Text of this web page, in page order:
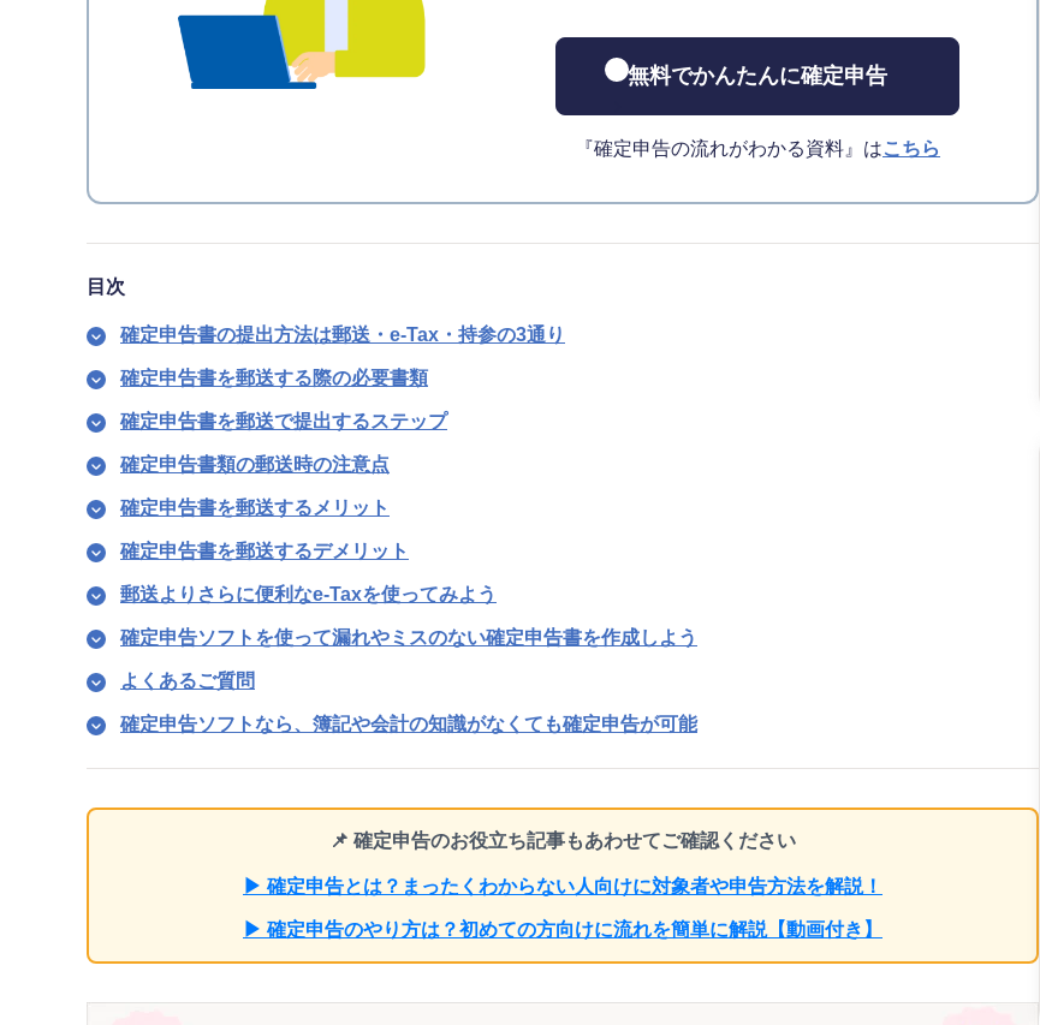
無料でかんたんに確定申告
『確定申告の流れがわかる資料』はこちら
目次
確定申告書の提出方法は郵送・e-Tax・持参の3通り
確定申告書を郵送する際の必要書類
確定申告書を郵送で提出するステップ
確定申告書類の郵送時の注意点
確定申告書を郵送するメリット
確定申告書を郵送するデメリット
郵送よりさらに便利なe-Taxを使ってみよう
確定申告ソフトを使って漏れやミスのない確定申告書を作成しよう
よくあるご質問
確定申告ソフトなら、簿記や会計の知識がなくても確定申告が可能
📌 確定申告のお役立ち記事もあわせてご確認ください
▶ 確定申告とは？まったくわからない人向けに対象者や申告方法を解説！
▶ 確定申告のやり方は？初めての方向けに流れを簡単に解説【動画付き】